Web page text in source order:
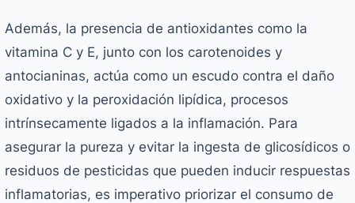
Además, la presencia de antioxidantes como la
vitamina C y E, junto con los carotenoides y
antocianinas, actúa como un escudo contra el daño
oxidativo y la peroxidación lipídica, procesos
intrínsecamente ligados a la inflamación. Para
asegurar la pureza y evitar la ingesta de glicosídicos o
residuos de pesticidas que pueden inducir respuestas
inflamatorias, es imperativo priorizar el consumo de